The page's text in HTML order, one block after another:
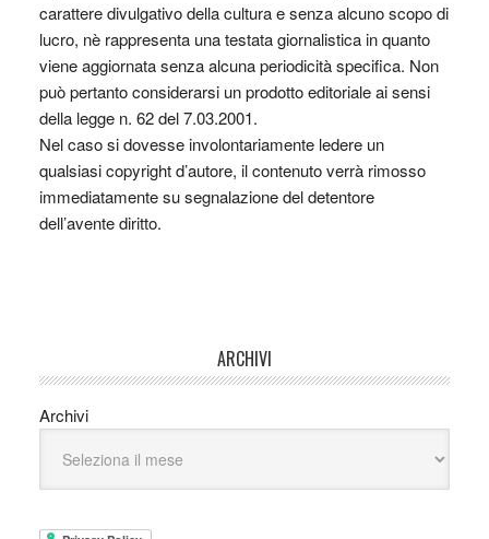
carattere divulgativo della cultura e senza alcuno scopo di
lucro, nè rappresenta una testata giornalistica in quanto
viene aggiornata senza alcuna periodicità specifica. Non
può pertanto considerarsi un prodotto editoriale ai sensi
della legge n. 62 del 7.03.2001.
Nel caso si dovesse involontariamente ledere un
qualsiasi copyright d’autore, il contenuto verrà rimosso
immediatamente su segnalazione del detentore
dell’avente diritto.
ARCHIVI
Archivi